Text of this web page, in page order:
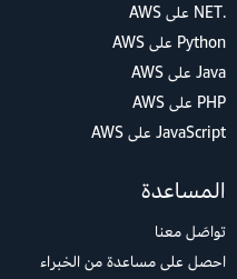
.NET على AWS
Python على AWS
Java على AWS
PHP على AWS
JavaScript على AWS
المساعدة
تواصَل معنا
احصل على مساعدة من الخبراء